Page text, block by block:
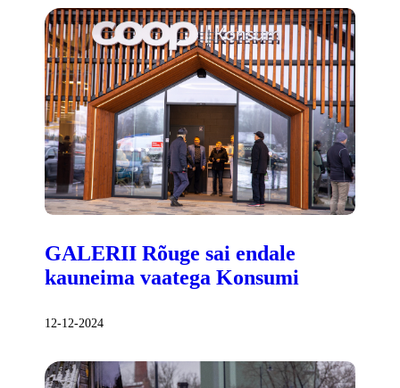
GALERII Rõuge sai endale
kauneima vaatega Konsumi
12-12-2024